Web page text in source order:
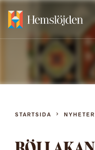
STARTSIDA NYHETER